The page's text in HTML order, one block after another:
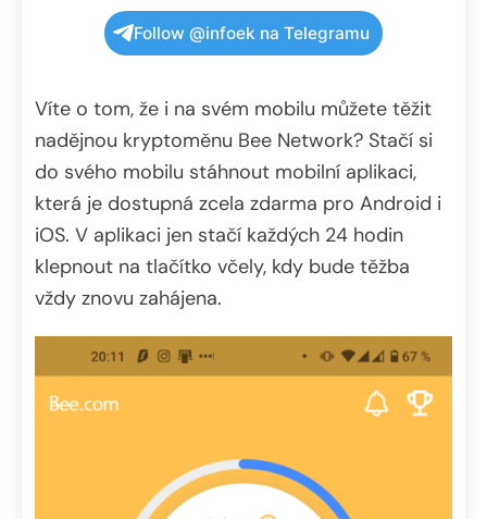
Follow @infoek na Telegramu
Víte o tom, že i na svém mobilu můžete těžit
nadějnou kryptoměnu Bee Network? Stačí si
do svého mobilu stáhnout mobilní aplikaci,
která je dostupná zcela zdarma pro Android i
iOS. V aplikaci jen stačí každých 24 hodin
klepnout na tlačítko včely, kdy bude těžba
vždy znovu zahájena.